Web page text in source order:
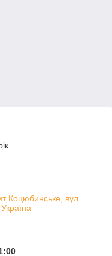
Коцюбинське, вул.